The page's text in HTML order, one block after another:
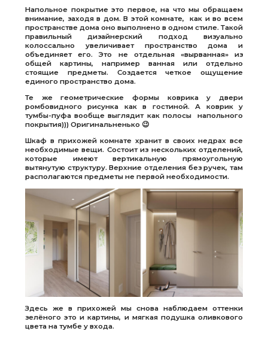
Напольное покрытие это первое, на что мы обращаем
внимание, заходя в дом. В этой комнате, как и во всем
пространстве дома оно выполнено в одном стиле. Такой
правильный дизайнерский подход визуально
колоссально увеличивает пространство дома и
объединяет его. Это не отдельная «вырванная» из
общей картины, например ванная или отдельно
стоящие предметы. Создается четкое ощущение
единого пространство дома.
Те же геометрические формы коврика у двери
ромбовидного рисунка как в гостиной. А коврик у
тумбы-пуфа вообще выглядит как полосы напольного
покрытия))) Оригинальненько 😉
Шкаф в прихожей комнате хранит в своих недрах все
необходимые вещи. Состоит из нескольких отделений,
которые имеют вертикальную прямоугольную
вытянутую структуру. Верхние отделения без ручек, там
располагаются предметы не первой необходимости.
Здесь же в прихожей мы снова наблюдаем оттенки
зелёного это и картины, и мягкая подушка оливкового
цвета на тумбе у входа.